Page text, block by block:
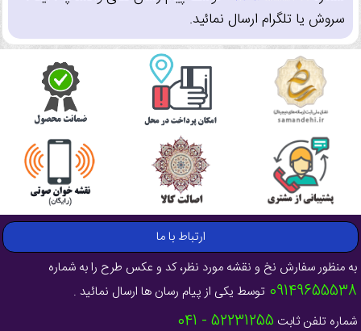
سروش یا تلگرام ارسال نمائید.
ارتباط با ما
به منظور سفارش نخ و نقشه مورد نظر، کد و عکس طرح را به شماره
09149655538 توسط یکی از پیام رسان ها ارسال نمائید .
شماره تلفن ثابت 52231255 - 041